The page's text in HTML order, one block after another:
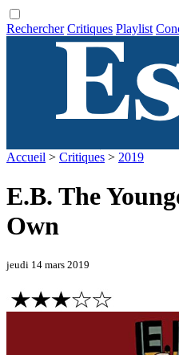
Rechercher Critiques Playlist
Accueil > Critiques > 2019
E.B. The
Own
jeudi 14 mars 2019